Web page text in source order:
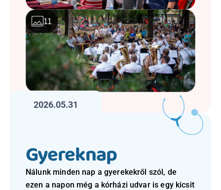
11
2026.05.31
Gyereknap
Nálunk minden nap a gyerekekről szól, de
ezen a napon még a kórházi udvar is egy kicsit